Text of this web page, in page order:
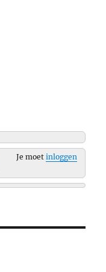
Je moet inloggen